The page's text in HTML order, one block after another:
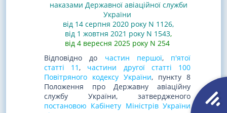
наказами Державної авіаційної служби
України
від 14 серпня 2020 року N 1126,
від 1 жовтня 2021 року N 1543,
від 4 вересня 2025 року N 254
Відповідно до частин першої, п'ятої
статті 11, частини другої статті 100
Повітряного кодексу України, пункту 8
Положення про Державну авіаційну
службу України, затвердженого
постановою Кабінету Міністрів України